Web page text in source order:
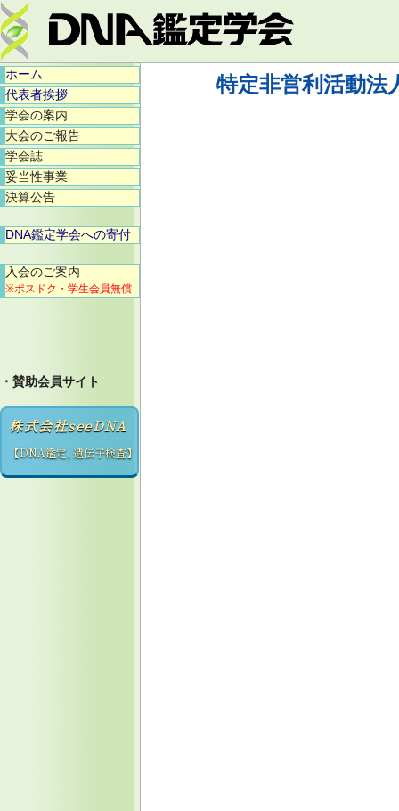
ホーム
代表者挨拶
学会の案内
大会のご報告
学会誌
妥当性事業
決算公告
DNA鑑定学会への寄付
入会のご案内
※ポスドク・学生会員無償
・賛助会員サイト
株式会社seeDNA
【DNA鑑定, 遺伝子検査】
特定非営利活動